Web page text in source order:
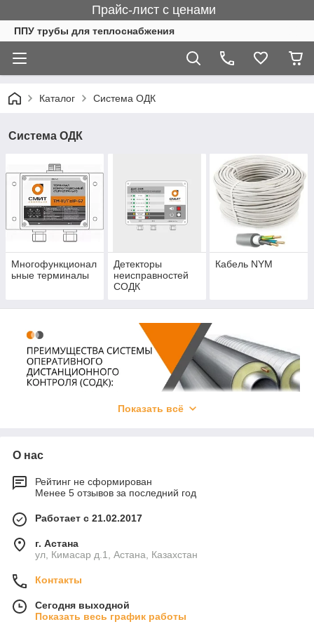
Прайс-лист с ценами
ППУ трубы для теплоснабжения
Каталог Система ОДК
Система ОДК
Многофункционал
ьные терминалы
Детекторы
неисправностей
СОДК
Кабель NYM
СОДК
Для крупных предприятий Казахстана, нуждающихся в
надежных системах контроля изоляции трубопроводов,
заказать систему ОДК можно в компании СМИТ. Этот
которые обеспечивают точную диагностику и долговечность
инженерных коммуникаций. Поставка осуществляется по
всему Казахстану, включая Алматы, Астану, Караганду и
другие регионы, с оперативной доставкой и технической
Показать всё
О нас
Рейтинг не сформирован
Менее 5 отзывов за последний год
Работает с 21.02.2017
г. Астана
ул, Кимасар д.1, Астана, Казахстан
Контакты
Сегодня выходной
Показать весь график работы